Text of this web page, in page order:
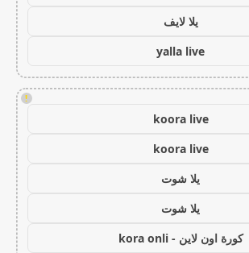
يلا لايف
yalla live
!
koora live
koora live
يلا شوت
يلا شوت
كورة اون لاين - kora onli